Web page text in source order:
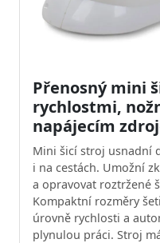
Přenosný mini
rychlostmi,
napájecím
Mini šicí stroj usnadní
i na cestách. Umožní
a opravovat roztržené
Kompaktní rozměry
úrovně rychlosti a
plynulou práci. Stroj